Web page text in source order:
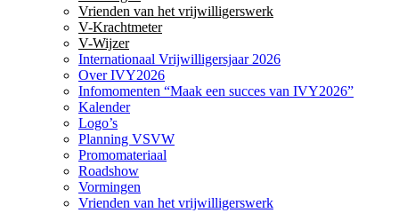
Vrienden van het vrijwilligerswerk
V-Krachtmeter
V-Wijzer
Internationaal Vrijwilligersjaar 2026
Over IVY2026
Infomomenten “Maak een succes van IVY2026”
Kalender
Logo’s
Planning VSVW
Promomateriaal
Roadshow
Vormingen
Vrienden van het vrijwilligerswerk